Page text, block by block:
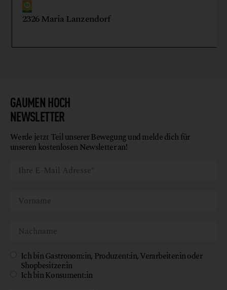
2326 Maria Lanzendorf
GAUMEN HOCH
NEWSLETTER
Werde jetzt Teil unserer Bewegung und melde dich für
unseren kostenlosen Newsletter an!
Ich bin Gastronom:in, Produzent:in, Verarbeiter:in oder
Shopbesitzer:in
Ich bin Konsument:in